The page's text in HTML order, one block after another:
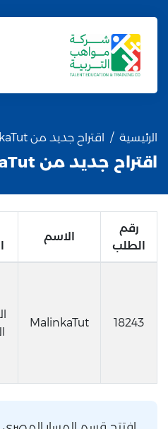
الرئيسية اقتراح جديد من MalinkaTut
اقتراح جديد من MalinkaTut
رقم
الطلب
الاسم
18243
MalinkaTut